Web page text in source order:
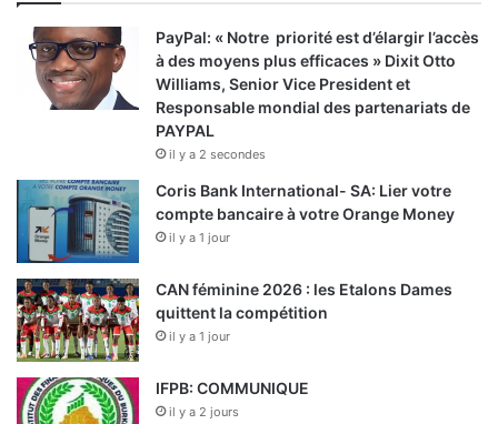
PayPal: « Notre priorité est d’élargir l’accès
à des moyens plus efficaces » Dixit Otto
Williams, Senior Vice President et
Responsable mondial des partenariats de
PAYPAL
il y a 2 secondes
Coris Bank International- SA: Lier votre
compte bancaire à votre Orange Money
il y a 1 jour
CAN féminine 2026 : les Etalons Dames
quittent la compétition
il y a 1 jour
IFPB: COMMUNIQUE
il y a 2 jours